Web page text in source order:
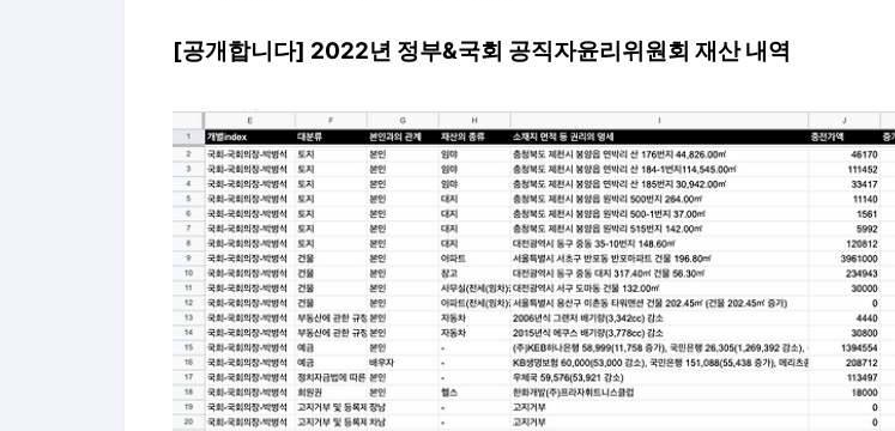
[공개합니다] 2022년 정부&국회 공직자윤리위원회 재산 내역